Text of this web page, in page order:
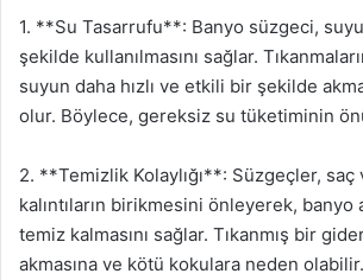
1. **Su Tasarrufu**: Banyo süzgeci,
şekilde kullanılmasını sağlar.
suyun daha hızlı ve etkili bir şekilde
olur. Böylece, gereksiz su tüketiminin
2. **Temizlik Kolaylığı**: Süzgeçler, saç
kalıntıların birikmesini önleyerek, banyo
temiz kalmasını sağlar. Tıkanmış bir
akmasına ve kötü kokulara neden